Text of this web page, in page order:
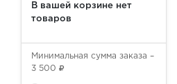
В вашей корзине нет
товаров
Минимальная сумма заказа –
3 500